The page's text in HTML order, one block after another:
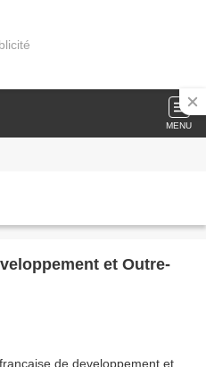
MENU
et Outre-